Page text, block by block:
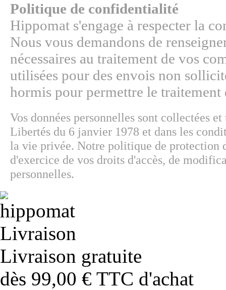
Politique de confidentialité
Hippomat s'engage à respecter la
Nous vous demandons de
nécessaires au traitement de vos
utilisées pour des envois non
hormis pour permettre le traitement
Vos données personnelles sont collectées
Libertés du 6 janvier 1978 et dans les
la vie privée. Notre politique de protection
d'exercice de vos droits d'accès, de
personnelles.
Livraison gratuite
dès 99,00 € TTC d'achat